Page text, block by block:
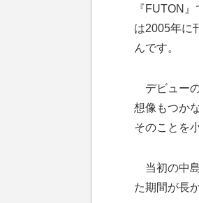
『FUTON
は2005年に
んです。
デビュー
想像もつか
そのことを
当初の中
た期間が長